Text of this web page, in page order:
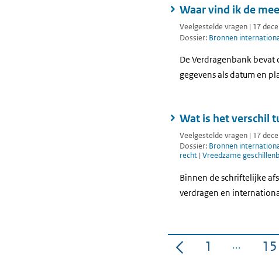
Waar vind ik de
Veelgestelde vragen | 17
Dossier: Bronnen
De Verdragenbank
gegevens als datum en
Wat is het verschil
Veelgestelde vragen | 17
Dossier: Bronnen
recht | Vreedzame
Binnen de schriftelijke
verdragen en
Pagina
1 15